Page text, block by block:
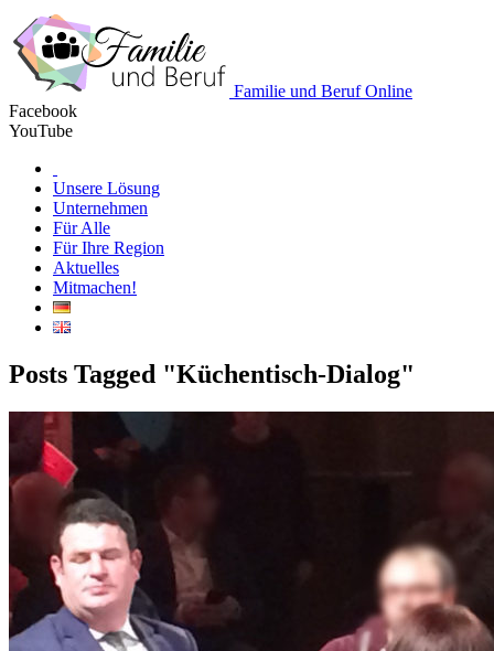
Familie und Beruf Online
Facebook
YouTube
Unsere Lösung
Unternehmen
Für Alle
Für Ihre Region
Aktuelles
Mitmachen!
Posts Tagged "Küchentisch-Dialog"